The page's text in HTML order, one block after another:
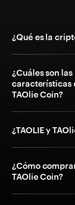
¿Qué es la
¿Cuáles son
características
TAOlie Coin?
¿TAOLIE y
¿Cómo
TAOlie Coin?